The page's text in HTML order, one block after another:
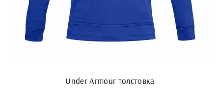
Under Armour толстовка